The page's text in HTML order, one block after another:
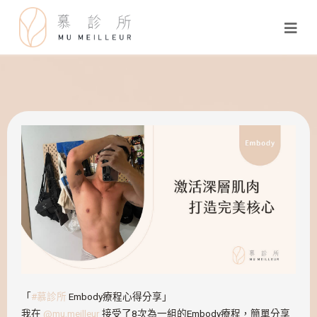
「 #慕診所 Embody療程心得分享」
我在 @mu.meilleur 接受了8次為一組的Embody療程，簡單分享